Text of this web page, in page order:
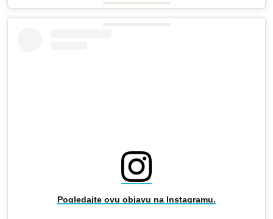
Pogledajte ovu objavu na Instagramu.